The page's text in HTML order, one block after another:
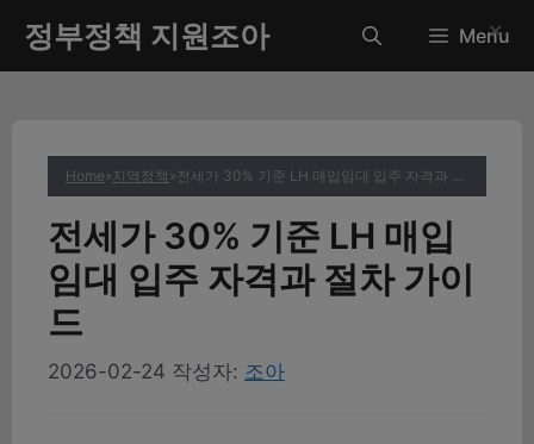
츠
정부정책 지원조아 Menu
Home»지역정책 » 전세가 30% 기준 LH 매입임대 입주 자격과 절차 가이드
전세가 30% 기준 LH 매입
임대 입주 자격과 절차 가이
드
2026-02-24 작성자: 조아
✕